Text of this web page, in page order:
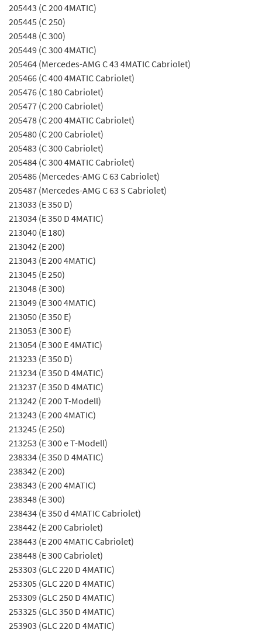
205443 (C 200 4MATIC)
205445 (C 250)
205448 (C 300)
205449 (C 300 4MATIC)
205464 (Mercedes-AMG C 43 4MATIC Cabriolet)
205466 (C 400 4MATIC Cabriolet)
205476 (C 180 Cabriolet)
205477 (C 200 Cabriolet)
205478 (C 200 4MATIC Cabriolet)
205480 (C 200 Cabriolet)
205483 (C 300 Cabriolet)
205484 (C 300 4MATIC Cabriolet)
205486 (Mercedes-AMG C 63 Cabriolet)
205487 (Mercedes-AMG C 63 S Cabriolet)
213033 (E 350 D)
213034 (E 350 D 4MATIC)
213040 (E 180)
213042 (E 200)
213043 (E 200 4MATIC)
213045 (E 250)
213048 (E 300)
213049 (E 300 4MATIC)
213050 (E 350 E)
213053 (E 300 E)
213054 (E 300 E 4MATIC)
213233 (E 350 D)
213234 (E 350 D 4MATIC)
213237 (E 350 D 4MATIC)
213242 (E 200 T-Modell)
213243 (E 200 4MATIC)
213245 (E 250)
213253 (E 300 e T-Modell)
238334 (E 350 D 4MATIC)
238342 (E 200)
238343 (E 200 4MATIC)
238348 (E 300)
238434 (E 350 d 4MATIC Cabriolet)
238442 (E 200 Cabriolet)
238443 (E 200 4MATIC Cabriolet)
238448 (E 300 Cabriolet)
253303 (GLC 220 D 4MATIC)
253305 (GLC 220 D 4MATIC)
253309 (GLC 250 D 4MATIC)
253325 (GLC 350 D 4MATIC)
253903 (GLC 220 D 4MATIC)